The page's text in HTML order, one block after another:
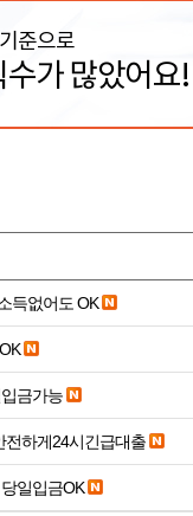
기준으로
수가 많았어요!
득없어도 OK
로OK
금가능
전하게24시긴급대출
전국24시 300대출시 월5만원대 당일입금OK